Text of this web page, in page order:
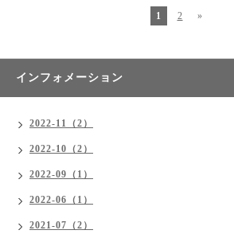
1 2 »
インフォメーション
2022-11（2）
2022-10（2）
2022-09（1）
2022-06（1）
2021-07（2）